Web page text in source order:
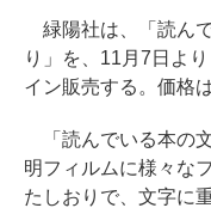
緑陽社は、「読ん
り」を、11月7日よ
イン販売する。価格
「読んでいる本の
明フィルムに様々な
たしおりで、文字に